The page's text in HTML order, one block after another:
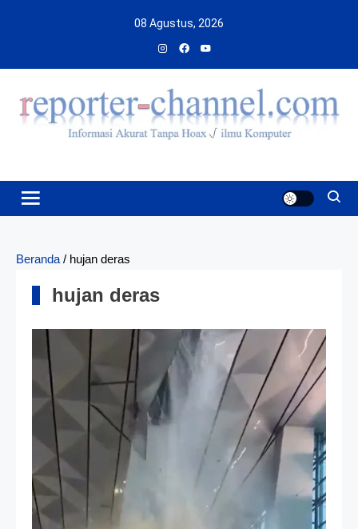
08 Agustus, 2026
Beranda / hujan deras
hujan deras